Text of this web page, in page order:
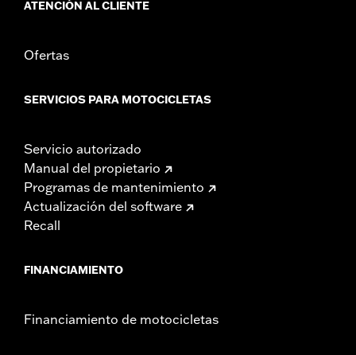
ATENCIÓN AL CLIENTE
Ofertas
SERVICIOS PARA MOTOCICLETAS
Servicio autorizado
Manual del propietario
Programas de mantenimiento
Actualización del software
Recall
FINANCIAMIENTO
Financiamiento de motocicletas